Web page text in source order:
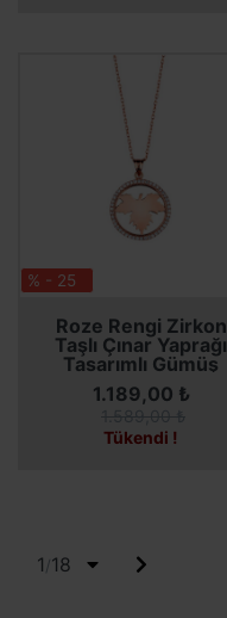
% - 25
Roze Rengi Zirkon
Taşlı Çınar Yaprağı
Tasarımlı Gümüş
Kadın Kolye
SEPETE EKLE
1.189,00 ₺
Tükendi !
1/18